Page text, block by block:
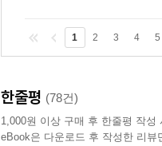
1 2 3 4 5
한줄평 (78건)
1,000원 이상 구매 후 한줄평 작성
eBook은 다운로드 후 작성한 리